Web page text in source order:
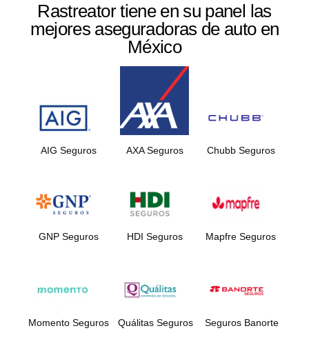
Rastreator tiene en su panel las
mejores aseguradoras de auto en
México
AIG Seguros AXA Seguros Chubb Seguros
GNP Seguros HDI Seguros Mapfre Seguros
Momento Seguros Quálitas Seguros Seguros Banorte